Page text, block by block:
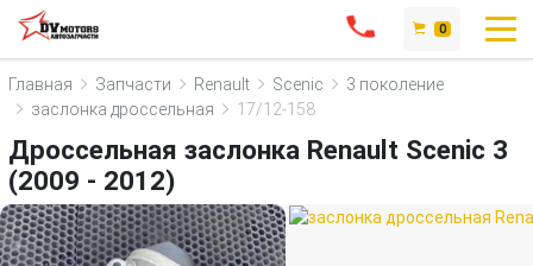
0
Главная Запчасти Renault Scenic
3 поколение
заслонка дроссельная
17/12-158
Дроссельная заслонка Renault Scenic 3
(2009 - 2012)